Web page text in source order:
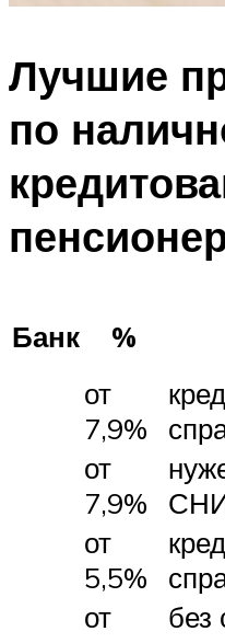
Лучшие
по
Банк %
от
7,9%
от
7,9%
от
5,5%
от
без